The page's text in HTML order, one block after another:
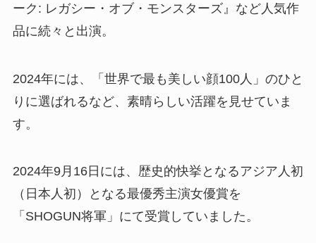
ーク: レガシー・オブ・モンスターズ』など人気作
品に続々と出演。
2024年には、「世界で最も美しい顔100人」のひと
りに選ばれるなど、素晴らしい活躍を見せていま
す。
2024年9月16日には、歴史的快挙となるアジア人初
（日本人初）となる最優秀主演女優賞を
「SHOGUN将軍」にて受賞していました。